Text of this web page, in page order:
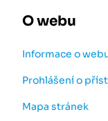
O webu
Informace o
Prohlášení o
Mapa stránek